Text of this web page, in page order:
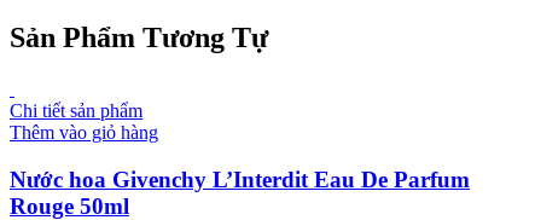
Sản Phẩm Tương Tự
Chi tiết sản phẩm
Thêm vào giỏ hàng
Nước hoa Givenchy L’Interdit Eau De Parfum
Rouge 50ml